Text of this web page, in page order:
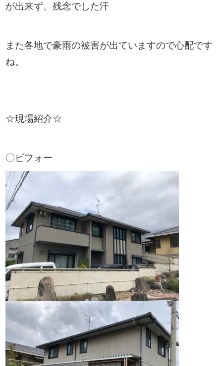
が出来ず、残念でした汗
また各地で豪雨の被害が出ていますので心配です
ね。
☆現場紹介☆
〇ビフォー